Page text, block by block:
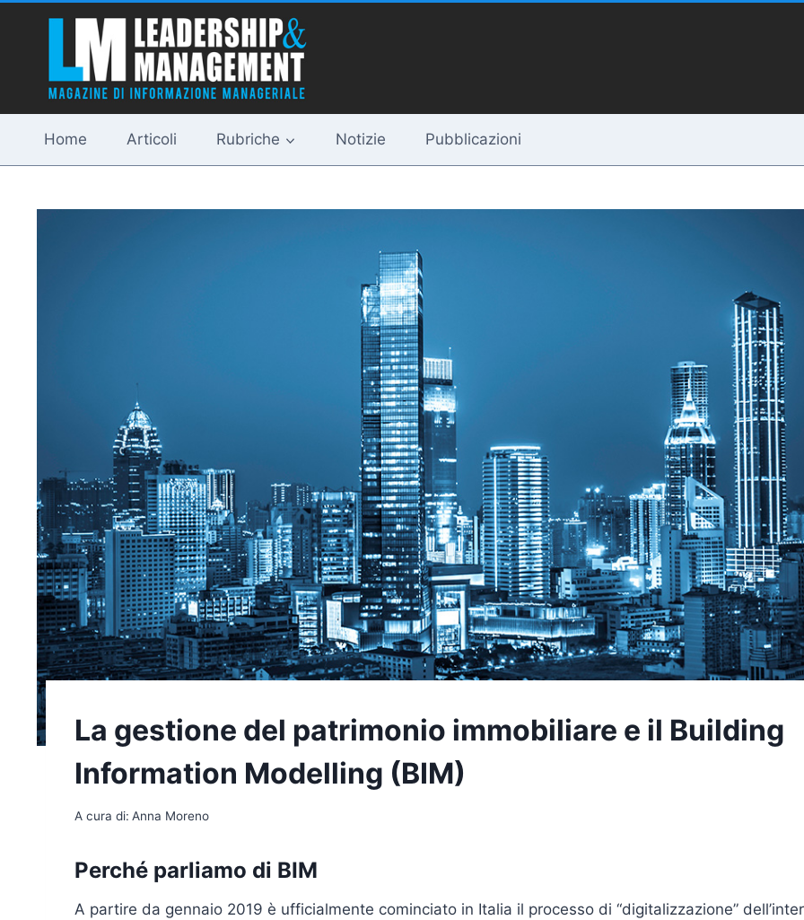
Home Articoli Rubriche Notizie Pubblicazioni
La gestione del patrimonio immobiliare e il Building
Information Modelling (BIM)
A cura di: Anna Moreno
Perché parliamo di BIM
A partire da gennaio 2019 è ufficialmente cominciato in Italia il processo di “digitalizzazione”